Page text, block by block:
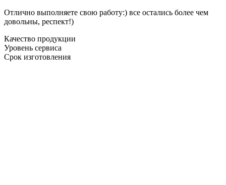
Отлично выполняете свою работу:) все остались более чем
довольны, респект!)
Качество продукции
Уровень сервиса
Срок изготовления